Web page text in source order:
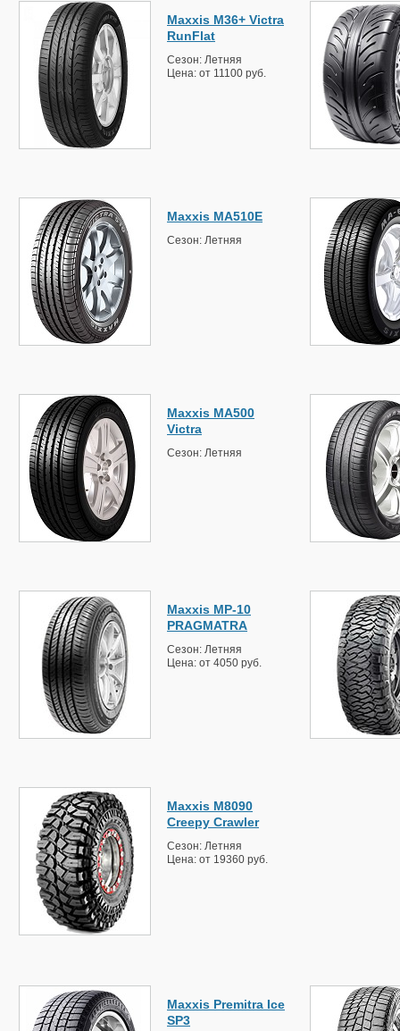
Maxxis M36+ Victra
RunFlat
Сезон: Летняя
Цена: от 11100 руб.
Maxxis MA510E
Сезон: Летняя
Maxxis MA500
Victra
Сезон: Летняя
Maxxis MP-10
PRAGMATRA
Сезон: Летняя
Цена: от 4050 руб.
Maxxis M8090
Creepy Crawler
Сезон: Летняя
Цена: от 19360 руб.
Maxxis Premitra Ice
SP3